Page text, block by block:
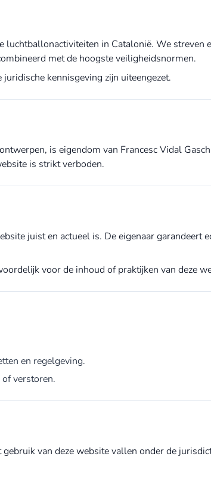
luchtballonactiviteiten in Catalonië. We streven
met de hoogste veiligheidsnormen.
kennisgeving zijn uiteengezet.
is eigendom van Francesc Vidal
is strikt verboden.
juist en actueel is. De eigenaar garandeert
voor de inhoud of praktijken van deze
en regelgeving.
verstoren.
van deze website vallen onder de